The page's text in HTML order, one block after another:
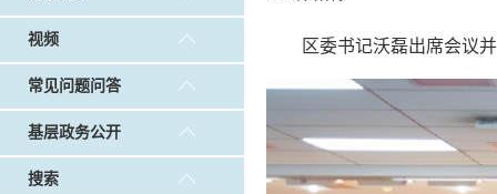
视频
常见问题问答
基层政务公开
搜索
区委书记沃磊出席会议